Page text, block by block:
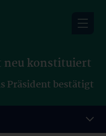
neu konstituiert
Präsident bestätigt